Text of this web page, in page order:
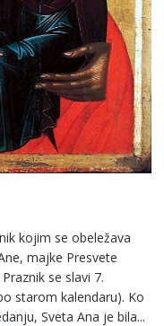
kojim se obeležava
majke Presvete
se slavi 7.
starom kalendaru). Ko
Sveta Ana je bila...